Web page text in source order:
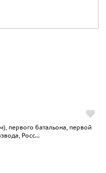
первого батальона, первой
Росс...